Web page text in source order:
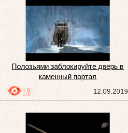
Полозьями заблокируйте дверь в
каменный портал
12.09.2019
378